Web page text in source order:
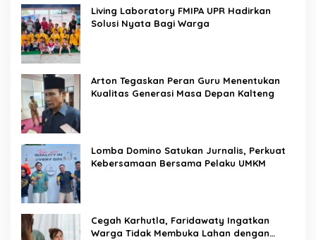
Living Laboratory FMIPA UPR Hadirkan
Solusi Nyata Bagi Warga
Arton Tegaskan Peran Guru Menentukan
Kualitas Generasi Masa Depan Kalteng
Lomba Domino Satukan Jurnalis, Perkuat
Kebersamaan Bersama Pelaku UMKM
Cegah Karhutla, Faridawaty Ingatkan
Warga Tidak Membuka Lahan dengan